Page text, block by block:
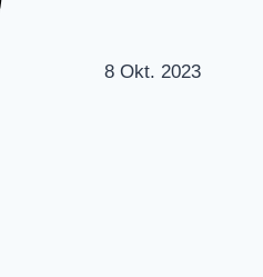
8 Okt. 2023